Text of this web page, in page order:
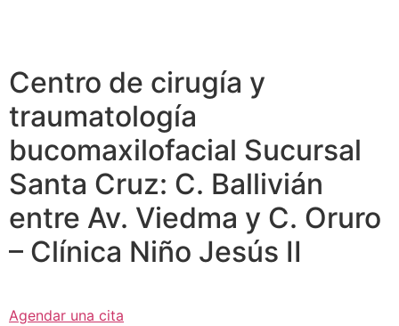
Centro de cirugía y
traumatología
bucomaxilofacial Sucursal
Santa Cruz: C. Ballivián
entre Av. Viedma y C. Oruro
– Clínica Niño Jesús II
Agendar una cita